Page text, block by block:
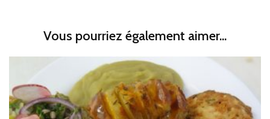
Vous pourriez également aimer...